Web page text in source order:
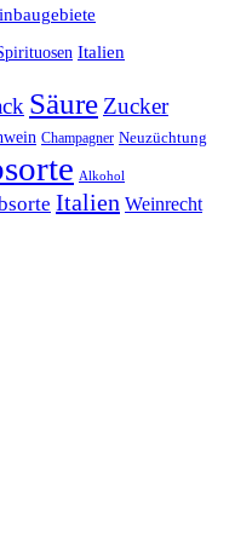
Italien
Säure Zucker
Champagner Neuzüchtung
Alkohol
Italien Weinrecht